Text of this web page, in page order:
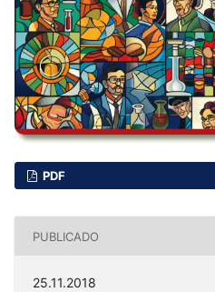
PDF
PUBLICADO
25.11.2018